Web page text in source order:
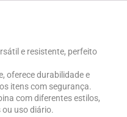
e resistente, perfeito
oferece durabilidade e
itens com segurança.
com diferentes estilos,
uso diário.